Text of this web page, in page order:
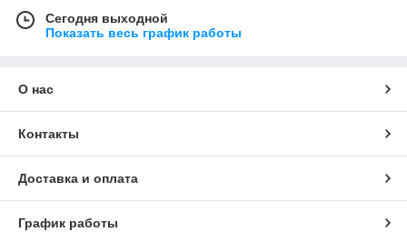
Сегодня выходной
Показать весь график работы
О нас
Контакты
Доставка и оплата
График работы